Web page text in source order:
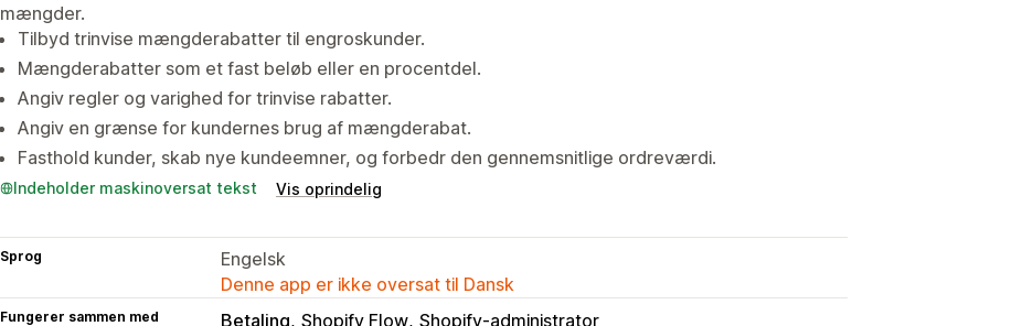
mængder.
Tilbyd trinvise mængderabatter til engroskunder.
Mængderabatter som et fast beløb eller en procentdel.
Angiv regler og varighed for trinvise rabatter.
Angiv en grænse for kundernes brug af mængderabat.
Fasthold kunder, skab nye kundeemner, og forbedr den gennemsnitlige ordreværdi.
Indeholder maskinoversat tekst Vis oprindelig
Sprog
Engelsk
Denne app er ikke oversat til Dansk
Fungerer sammen med Betaling Shopify Flow Shopify-administrator